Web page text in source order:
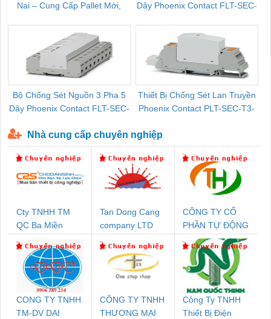
Nai – Cung Cấp Pallet Mới,
Dây Phoenix Contact FLT-SEC-
Bộ Chống Sét Nguồn 3 Pha 5
Dây Phoenix Contact FLT-SEC-
Thiết Bị Chống Sét Lan Truyền
Phoenix Contact PLT-SEC-T3-
Nhà cung cấp chuyên nghiệp
Cty TNHH TM
QC Ba Miền
Tan Dong Cang
company LTD
CÔNG TY CỔ
PHẦN TỰ ĐỘNG
TIẾN HƯNG
CONG TY TNHH
TM-DV DAI
CÔNG TY TNHH
THƯƠNG MẠI
Công Ty TNHH
Thiết Bị Điện